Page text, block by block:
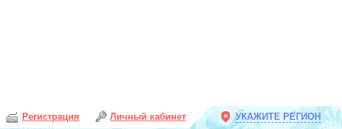
Личный кабинет
Регистрация УКАЖИТЕ РЕГИОН